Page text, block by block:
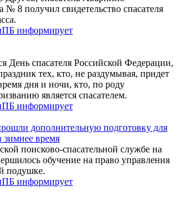
№ 8 получил свидетельство спасателя
информирует
День спасателя Российской Федерации,
тех, кто, не раздумывая, придет
дня и ночи, кто, по роду
является спасателем.
информирует
дополнительную подготовку для
зимнее время
поисково-спасательной службе на
обучение на право управления
подушке.
информирует